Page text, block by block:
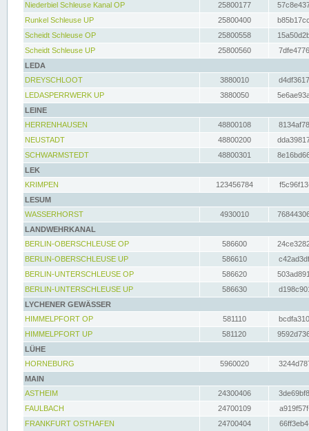
Niederbiel Schleuse Kanal OP
25800177
Runkel Schleuse UP
25800400
Scheidt Schleuse OP
25800558
Scheidt Schleuse UP
25800560
LEDA
DREYSCHLOOT
3880010
LEDASPERRWERK UP
3880050
LEINE
HERRENHAUSEN
48800108
NEUSTADT
48800200
SCHWARMSTEDT
48800301
LEK
KRIMPEN
123456784
LESUM
WASSERHORST
4930010
LANDWEHRKANAL
BERLIN-OBERSCHLEUSE OP
586600
BERLIN-OBERSCHLEUSE UP
586610
BERLIN-UNTERSCHLEUSE OP
586620
BERLIN-UNTERSCHLEUSE UP
586630
LYCHENER GEWÄSSER
HIMMELPFORT OP
581110
HIMMELPFORT UP
581120
LÜHE
HORNEBURG
5960020
MAIN
ASTHEIM
24300406
FAULBACH
24700109
FRANKFURT OSTHAFEN
24700404